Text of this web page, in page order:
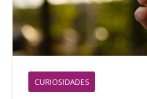
CURIOSIDADES